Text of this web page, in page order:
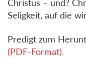
Christus – und?
Seligkeit, auf die
Predigt zum
(PDF-Format)